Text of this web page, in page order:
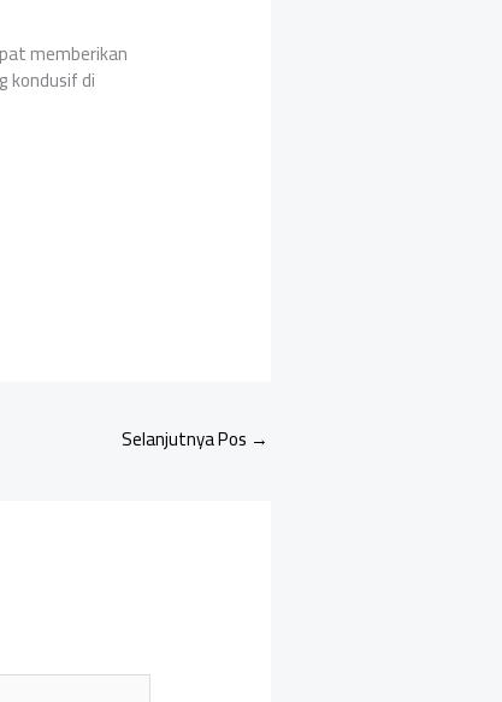
memberikan
kondusif di
Selanjutnya Pos →